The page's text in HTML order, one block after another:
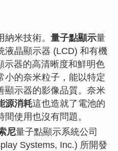
納米技術。 量子點顯示量
液晶顯示器 (LCD) 和有機
示器的高清晰度和鮮明色
小的奈米粒子，能以特定
顯示器的影像品質。奈米
源消耗這也造就了電池的
使用也沒有問題。
尼量子點顯示系統公司
Systems, Inc.) 所開發